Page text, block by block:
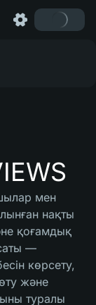
мен
нақты
қоғамдық
—
көрсету,
өту және
туралы